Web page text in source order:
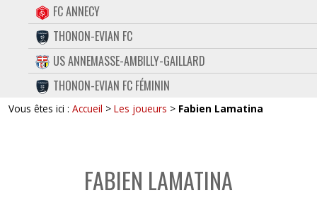
FORUM
CONTACT
FACEBOOK
TWITTER
FC ANNECY
THONON-EVIAN FC
US ANNEMASSE-AMBILLY-GAILLARD
THONON-EVIAN FC FÉMININ
Vous êtes ici : Accueil > Les joueurs > Fabien Lamatina
FABIEN LAMATINA